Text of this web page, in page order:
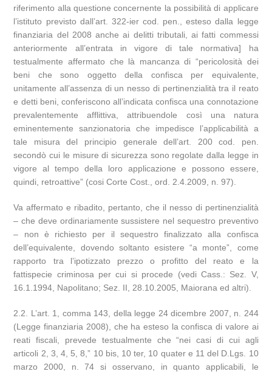
riferimento alla questione concernente la possibilità di applicare
l’istituto previsto dall’art. 322-ier cod. pen., esteso dalla legge
finanziaria del 2008 anche ai delitti tributali, ai fatti commessi
anteriormente all’entrata in vigore di tale normativa] ha
testualmente affermato che là mancanza di “pericolosità dei
beni che sono oggetto della confisca per equivalente,
unitamente all’assenza di un nesso di pertinenzialità tra il reato
e detti beni, conferiscono all’indicata confisca una connotazione
prevalentemente afflittiva, attribuendole così una natura
eminentemente sanzionatoria che impedisce l’applicabilità a
tale misura del principio generale dell’art. 200 cod. pen.
secondò cui le misure di sicurezza sono regolate dalla legge in
vigore al tempo della loro applicazione e possono essere,
quindi, retroattive” (cosi Corte Cost., ord. 2.4.2009, n. 97).
Va affermato e ribadito, pertanto, che il nesso di pertinenzialità
– che deve ordinariamente sussistere nel sequestro preventivo
– non è richiesto per il sequestro finalizzato alla confisca
dell’equivalente, dovendo soltanto esistere “a monte”, come
rapporto tra l’ipotizzato prezzo o profitto del reato e la
fattispecie criminosa per cui si procede (vedi Cass.: Sez. V,
16.1.1994, Napolitano; Sez. II, 28.10.2005, Maiorana ed altri).
2.2. L’art. 1, comma 143, della legge 24 dicembre 2007, n. 244
(Legge finanziaria 2008), che ha esteso la confisca di valore ai
reati fiscali, prevede testualmente che “nei casi di cui agli
articoli 2, 3, 4, 5, 8,” 10 bis, 10 ter, 10 quater e 11 del D.Lgs. 10
marzo 2000, n. 74 si osservano, in quanto applicabili, le